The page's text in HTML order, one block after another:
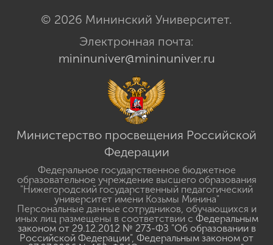
© 2026 Мининский Университет.
Электронная почта:
mininuniver@mininuniver.ru
Министерство просвещения Российской
Федерации
Федеральное государственное бюджетное
образовательное учреждение высшего образования
"Нижегородский государственный педагогический
университет имени Козьмы Минина"
Персональные данные сотрудников, обучающихся и
иных лиц размещены в соответствии с Федеральным
законом от 29.12.2012 № 273-ФЗ "Об образовании в
Российской Федерации", Федеральным законом от